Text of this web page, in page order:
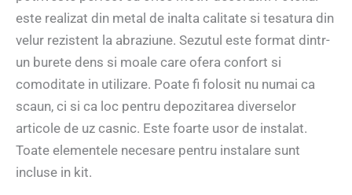
este realizat din metal de inalta calitate si tesatura din
velur rezistent la abraziune. Sezutul este format dintr-
un burete dens si moale care ofera confort si
comoditate in utilizare. Poate fi folosit nu numai ca
scaun, ci si ca loc pentru depozitarea diverselor
articole de uz casnic. Este foarte usor de instalat.
Toate elementele necesare pentru instalare sunt
incluse in kit.